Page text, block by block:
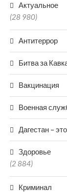
Актуальное
(28 980)
Антитеррор
Битва за
Вакцинация
Военная
Дагестан – это
Здоровье
(2 884)
Криминал